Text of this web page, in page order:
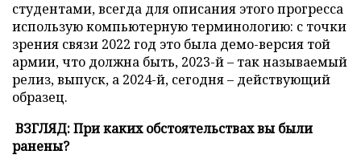
студентами, всегда для описания этого прогресса
использую компьютерную терминологию: с точки
зрения связи 2022 год это была демо-версия той
армии, что должна быть, 2023-й – так называемый
релиз, выпуск, а 2024-й, сегодня – действующий
образец.
ВЗГЛЯД: При каких обстоятельствах вы были
ранены?